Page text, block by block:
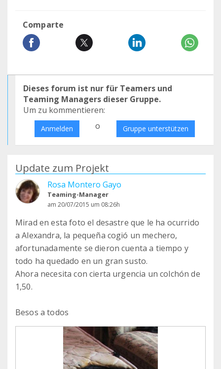
Comparte
Dieses forum ist nur für Teamers und
Teaming Managers dieser Gruppe.
Um zu kommentieren:
Anmelden o Gruppe unterstützen
Update zum Projekt
Rosa Montero Gayo
Teaming-Manager
am 20/07/2015 um 08:26h
Mirad en esta foto el desastre que le ha ocurrido
a Alexandra, la pequeña cogió un mechero,
afortunadamente se dieron cuenta a tiempo y
todo ha quedado en un gran susto.
Ahora necesita con cierta urgencia un colchón de
1,50.
Besos a todos